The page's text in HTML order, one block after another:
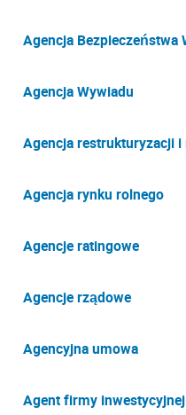
Agencja Bezpieczeństwa
Agencja Wywiadu
Agencja restrukturyzacji
Agencja rynku rolnego
Agencje ratingowe
Agencje rządowe
Agencyjna umowa
Agent firmy inwestycyjnej